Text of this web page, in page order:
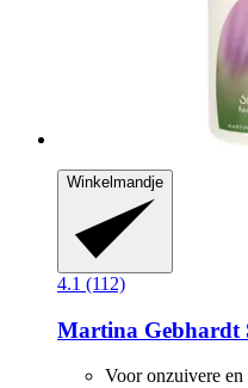
Winkelmandje
4.1 (112)
Martina Gebhardt
Voor onzuivere